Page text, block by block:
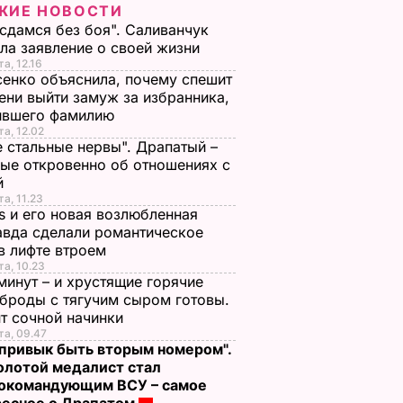
НОВОСТИ
без боя". Саливанчук
заявление о своей жизни
12.16
объяснила, почему спешит
выйти замуж за избранника,
фамилию
12.02
стальные нервы". Драпатый –
откровенно об отношениях с
11.23
и его новая возлюбленная
сделали романтическое
лифте втроем
10.23
– и хрустящие горячие
с тягучим сыром готовы.
сочной начинки
09.47
быть вторым номером".
медалист стал
ВСУ – самое